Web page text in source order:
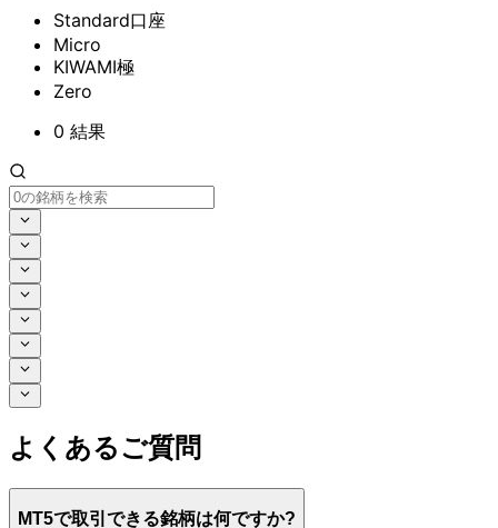
Standard口座
Micro
KIWAMI極
Zero
0 結果
よく あるご質問
MT5で取引できる銘柄は何ですか?